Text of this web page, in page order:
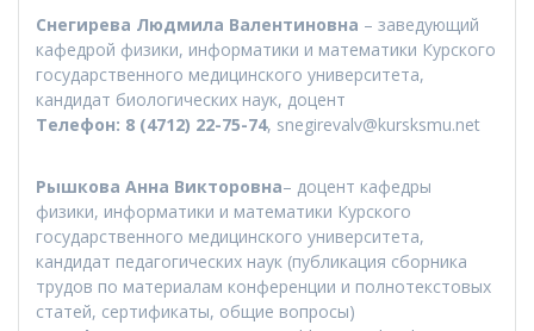
Снегирева Людмила Валентиновна – заведующий
кафедрой физики, информатики и математики Курского
государственного медицинского университета,
кандидат биологических наук, доцент
Телефон: 8 (4712) 22-75-74, snegirevalv@kursksmu.net
Рышкова Анна Викторовна– доцент кафедры
физики, информатики и математики Курского
государственного медицинского университета,
кандидат педагогических наук (публикация сборника
трудов по материалам конференции и полнотекстовых
статей, сертификаты, общие вопросы)